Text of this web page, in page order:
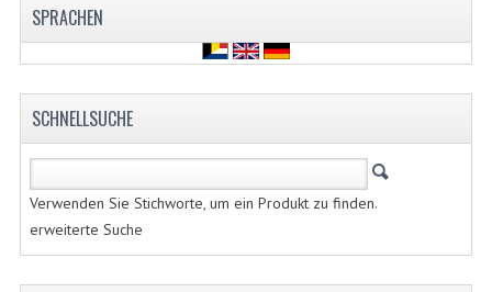
COCKPIT TEILE
HEBELS UND GRIFFBESAETZE
SPRACHEN
SCHNELLSUCHE
Verwenden Sie Stichworte, um ein Produkt zu finden.
erweiterte Suche